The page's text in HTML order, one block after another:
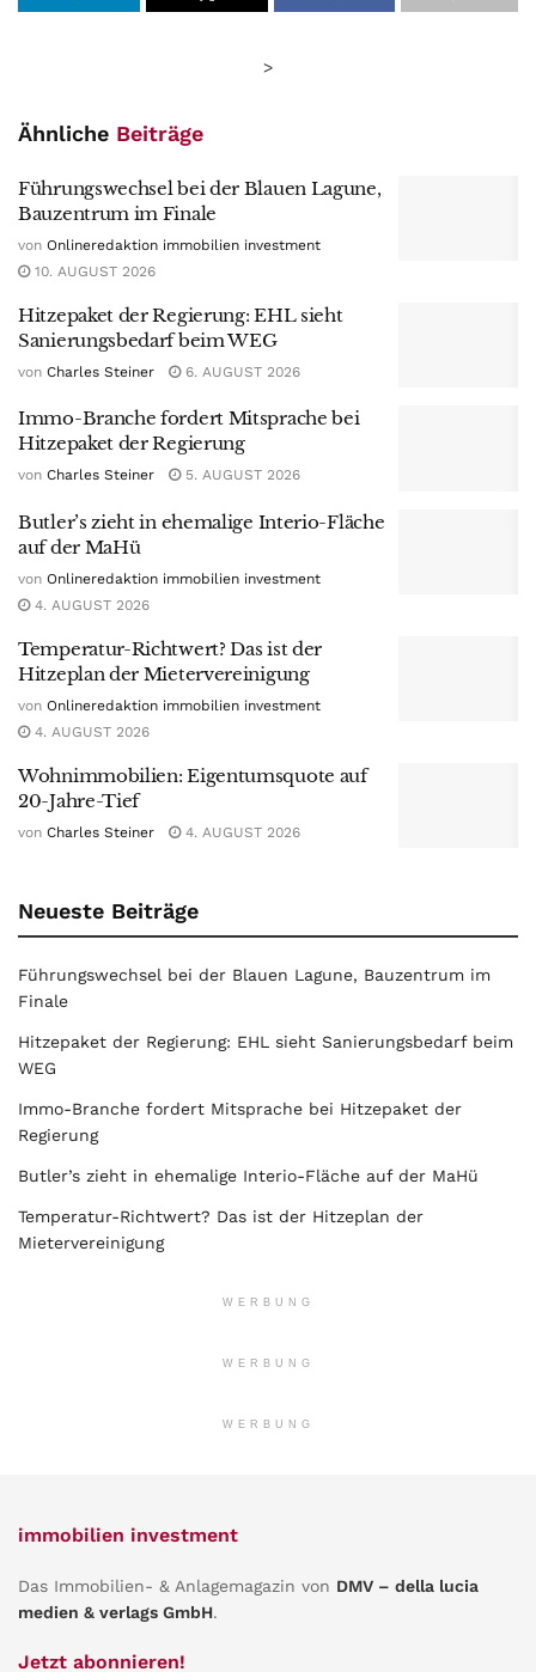
>
Ähnliche Beiträge
Führungswechsel bei der Blauen Lagune,
Bauzentrum im Finale
von Onlineredaktion immobilien investment
10. AUGUST 2026
Hitzepaket der Regierung: EHL sieht
Sanierungsbedarf beim WEG
von Charles Steiner 6. AUGUST 2026
Immo-Branche fordert Mitsprache bei
Hitzepaket der Regierung
von Charles Steiner 5. AUGUST 2026
Butler’s zieht in ehemalige Interio-Fläche
auf der MaHü
von Onlineredaktion immobilien investment
4. AUGUST 2026
Temperatur-Richtwert? Das ist der
Hitzeplan der Mietervereinigung
von Onlineredaktion immobilien investment
4. AUGUST 2026
Wohnimmobilien: Eigentumsquote auf
20-Jahre-Tief
von Charles Steiner 4. AUGUST 2026
Neueste Beiträge
Führungswechsel bei der Blauen Lagune, Bauzentrum im
Finale
Hitzepaket der Regierung: EHL sieht Sanierungsbedarf beim
WEG
Immo-Branche fordert Mitsprache bei Hitzepaket der
Regierung
Butler’s zieht in ehemalige Interio-Fläche auf der MaHü
Temperatur-Richtwert? Das ist der Hitzeplan der
Mietervereinigung
WERBUNG
WERBUNG
WERBUNG
immobilien investment
Das Immobilien- & Anlagemagazin von DMV – della lucia
medien & verlags GmbH.
Jetzt abonnieren!